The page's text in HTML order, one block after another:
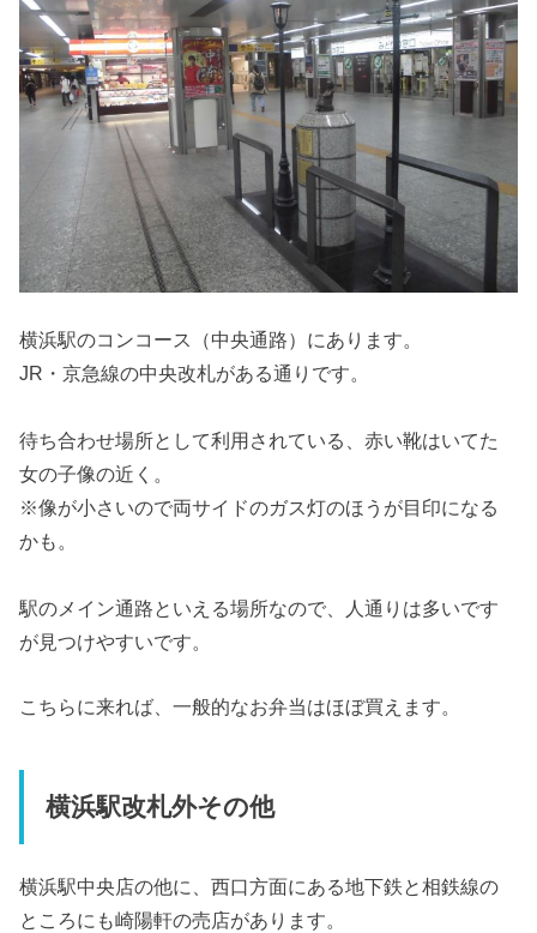
横浜駅のコンコース（中央通路）にあります。
JR・京急線の中央改札がある通りです。
待ち合わせ場所として利用されている、赤い靴はいてた
女の子像の近く。
※像が小さいので両サイドのガス灯のほうが目印になる
かも。
駅のメイン通路といえる場所なので、人通りは多いです
が見つけやすいです。
こちらに来れば、一般的なお弁当はほぼ買えます。
横浜駅改札外その他
横浜駅中央店の他に、西口方面にある地下鉄と相鉄線の
ところにも崎陽軒の売店があります。